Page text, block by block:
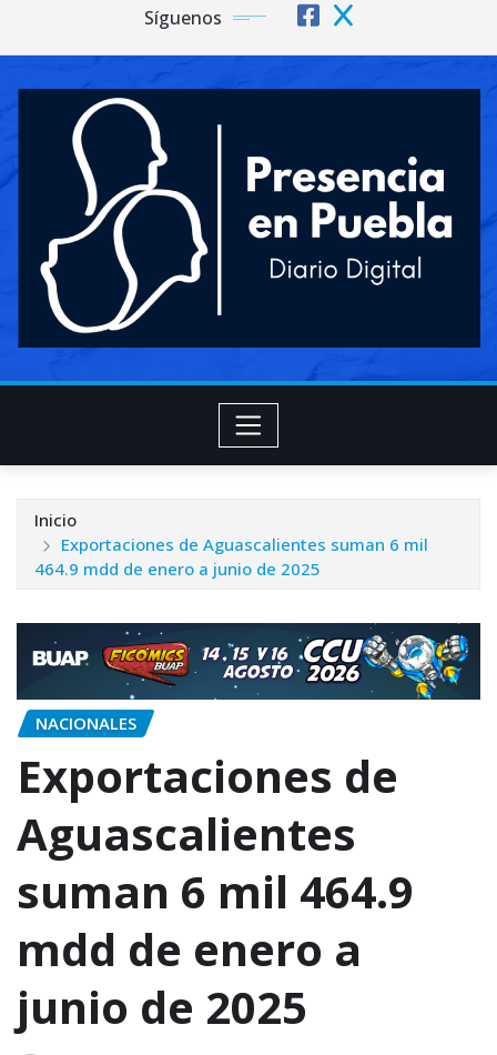
Síguenos
Inicio
Exportaciones de Aguascalientes suman 6 mil
464.9 mdd de enero a junio de 2025
NACIONALES
Exportaciones de
Aguascalientes
suman 6 mil 464.9
mdd de enero a
junio de 2025